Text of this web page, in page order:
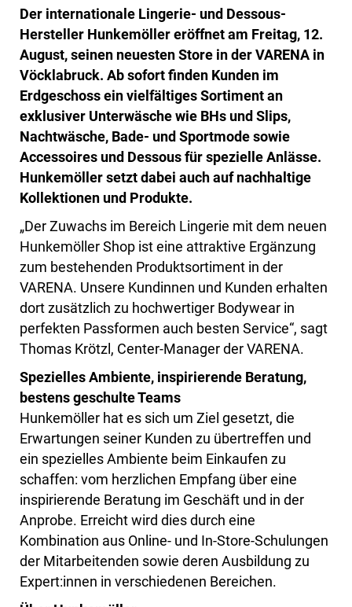
Der internationale Lingerie- und Dessous-
Hersteller Hunkemöller eröffnet am Freitag, 12.
August, seinen neuesten Store in der VARENA in
Vöcklabruck. Ab sofort finden Kunden im
Erdgeschoss ein vielfältiges Sortiment an
exklusiver Unterwäsche wie BHs und Slips,
Nachtwäsche, Bade- und Sportmode sowie
Accessoires und Dessous für spezielle Anlässe.
Hunkemöller setzt dabei auch auf nachhaltige
Kollektionen und Produkte.
„Der Zuwachs im Bereich Lingerie mit dem neuen
Hunkemöller Shop ist eine attraktive Ergänzung
zum bestehenden Produktsortiment in der
VARENA. Unsere Kundinnen und Kunden erhalten
dort zusätzlich zu hochwertiger Bodywear in
perfekten Passformen auch besten Service“, sagt
Thomas Krötzl, Center-Manager der VARENA.
Spezielles Ambiente, inspirierende Beratung,
bestens geschulte Teams
Hunkemöller hat es sich um Ziel gesetzt, die
Erwartungen seiner Kunden zu übertreffen und
ein spezielles Ambiente beim Einkaufen zu
schaffen: vom herzlichen Empfang über eine
inspirierende Beratung im Geschäft und in der
Anprobe. Erreicht wird dies durch eine
Kombination aus Online- und In-Store-Schulungen
der Mitarbeitenden sowie deren Ausbildung zu
Expert:innen in verschiedenen Bereichen.